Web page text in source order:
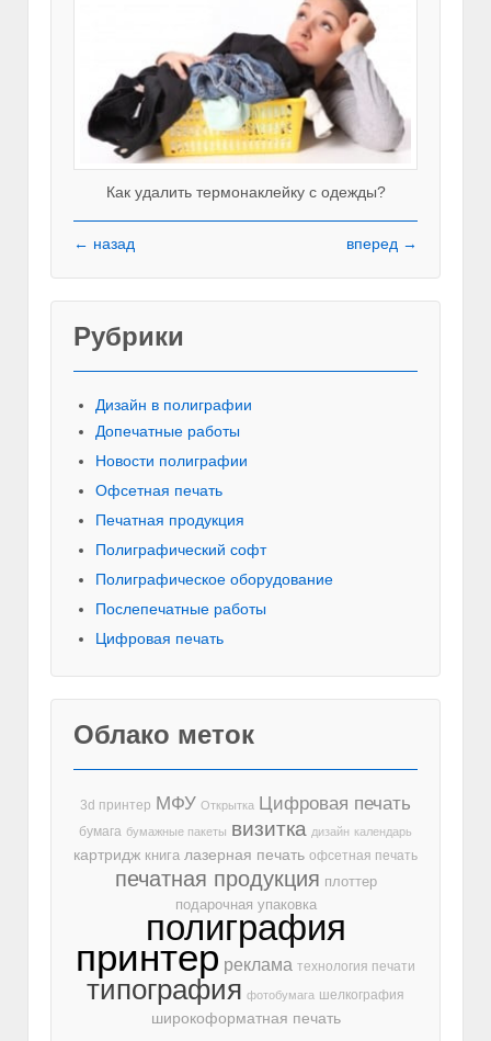
Как удалить термонаклейку с одежды?
← назад вперед →
Рубрики
Дизайн в полиграфии
Допечатные работы
Новости полиграфии
Офсетная печать
Печатная продукция
Полиграфический софт
Полиграфическое оборудование
Послепечатные работы
Цифровая печать
Облако меток
3d принтер МФУ Открытка Цифровая печать
бумага бумажные пакеты визитка дизайн календарь
картридж книга лазерная печать офсетная печать
печатная продукция плоттер
подарочная упаковка
полиграфия
принтер реклама технология печати
типография фотобумага шелкография
широкоформатная печать